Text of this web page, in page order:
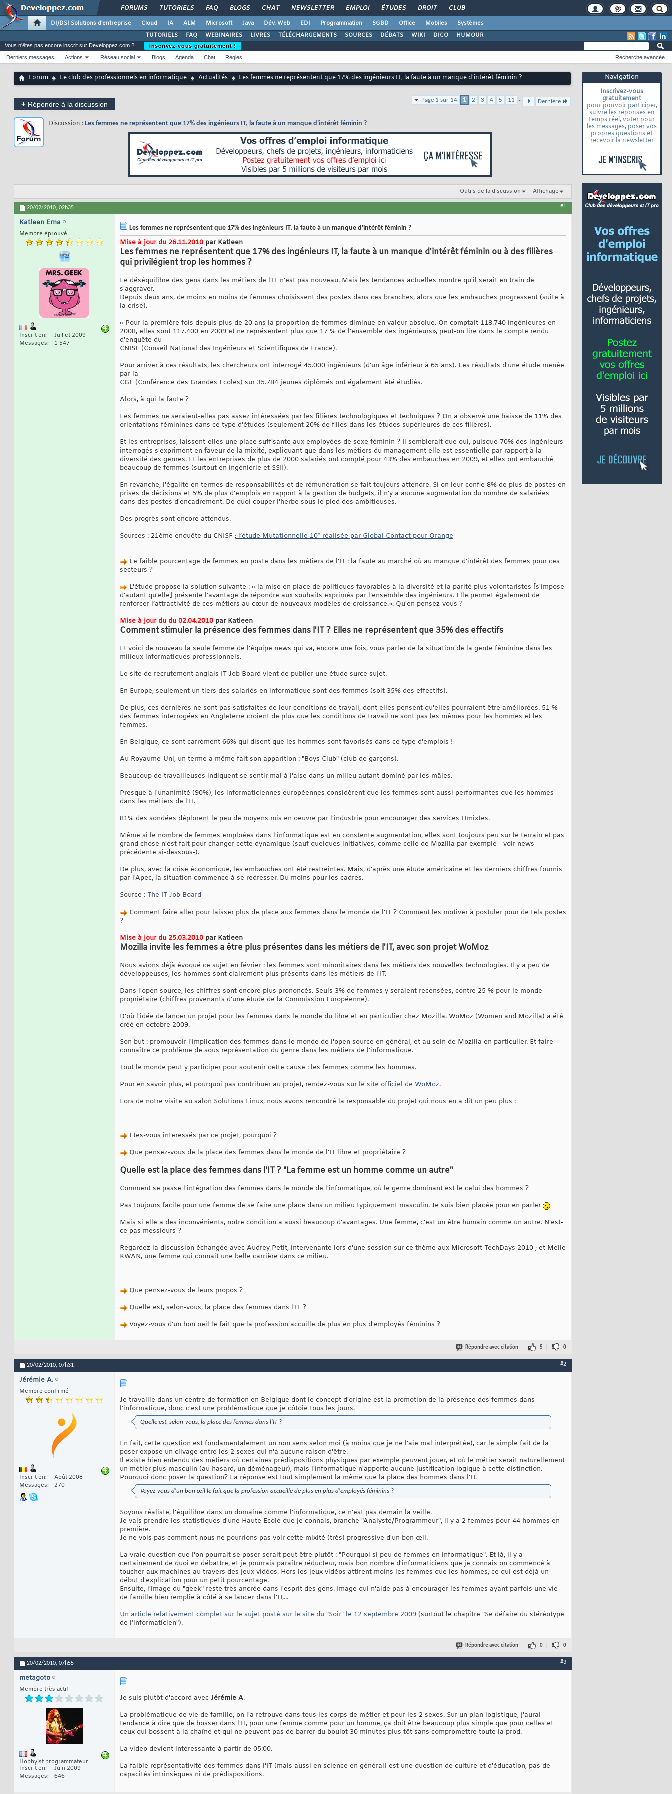
FORUMS TUTORIELS FAQ BLOGS CHAT NEWSLETTER EMPLOI ÉTUDES DROIT CLUB
DI/DSI Solutions d'entreprise Cloud IA ALM Microsoft Java Dév. Web EDI Programmation SGBD Office Mobiles
Systèmes
TUTORIELS
FAQ WEBINAIRES LIVRES TÉLÉCHARGEMENTS SOURCES DÉBATS WIKI DICO HUMOUR
Navigation
Inscrivez-vous
gratuitement
pour pouvoir participer,
suivre les réponses en
temps réel, voter pour
les messages, poser vos
propres questions et
recevoir la newsletter
Vous n'êtes pas encore inscrit sur Developpez.com ?
Inscrivez-vous gratuitement !
Derniers messages
Actions Réseau social Blogs Agenda Chat Règles Recherche avancée
Forum Le club des professionnels en informatique Actualités Les femmes ne représentent que 17% des ingénieurs IT, la faute à un manque d'intérêt féminin ?
+ Répondre à la discussion
Page 1 sur 14 1 2 3 4 5 11 ... Dernière
Discussion : Les femmes ne représentent que 17% des ingénieurs IT, la faute à un manque d'intérêt féminin ?
Outils de la discussion Affichage
20/02/2010, 02h35 #1
Katleen Erna
Membre éprouvé
Inscrit en
Juillet 2009
Messages
1 547
Les femmes ne représentent que 17% des ingénieurs IT, la faute à un manque d'intérêt féminin ?
Mise à jour du 26.11.2010 par Katleen
Les femmes ne représentent que 17% des ingénieurs IT, la faute à un manque d'intérêt féminin ou à des filières
qui privilégient trop les hommes ?
Le déséquilibre des gens dans les métiers de l'IT n'est pas nouveau. Mais les tendances actuelles montre qu'il serait en train de
s'aggraver.
Depuis deux ans, de moins en moins de femmes choisissent des postes dans ces branches, alors que les embauches progressent (suite à
la crise).
« Pour la première fois depuis plus de 20 ans la proportion de femmes diminue en valeur absolue. On comptait 118.740 ingénieures en
2008, elles sont 117.400 en 2009 et ne représentent plus que 17 % de l’ensemble des ingénieurs», peut-on lire dans le compte rendu
d'enquête du
CNISF (Conseil National des Ingénieurs et Scientifiques de France).
Pour arriver à ces résultats, les chercheurs ont interrogé 45.000 ingénieurs (d'un âge inférieur à 65 ans). Les résultats d'une étude menée
par la
CGE (Conférence des Grandes Ecoles) sur 35.784 jeunes diplômés ont également été étudiés.
Alors, à qui la faute ?
Les femmes ne seraient-elles pas assez intéressées par les filières technologiques et techniques ? On a observé une baisse de 11% des
orientations féminines dans ce type d'études (seulement 20% de filles dans les études supérieures de ces filières).
Et les entreprises, laissent-elles une place suffisante aux employées de sexe féminin ? Il semblerait que oui, puisque 70% des ingénieurs
interrogés s'expriment en faveur de la mixité, expliquant que dans les métiers du management elle est essentielle par rapport à la
diversité des genres. Et les entreprises de plus de 2000 salariés ont compté pour 43% des embauches en 2009, et elles ont embauché
beaucoup de femmes (surtout en ingénierie et SSII).
En revanche, l'égalité en termes de responsabilités et de rémunération se fait toujours attendre. Si on leur confie 8% de plus de postes en
prises de décisions et 5% de plus d'emplois en rapport à la gestion de budgets, il n'y a aucune augmentation du nombre de salariées
dans des postes d'encadrement. De quoi couper l'herbe sous le pied des ambitieuses.
Des progrès sont encore attendus.
Sources : 21ème enquête du CNISF ; l’étude Mutationnelle 10* réalisée par Global Contact pour Orange
Le faible pourcentage de femmes en poste dans les métiers de l'IT : la faute au marché où au manque d'intérêt des femmes pour ces
secteurs ?
L'étude propose la solution suivante : « la mise en place de politiques favorables à la diversité et la parité plus volontaristes [s'impose
d'autant qu'elle] présente l’avantage de répondre aux souhaits exprimés par l’ensemble des ingénieurs. Elle permet également de
renforcer l’attractivité de ces métiers au cœur de nouveaux modèles de croissance.». Qu'en pensez-vous ?
Mise à jour du du 02.04.2010 par Katleen
Comment stimuler la présence des femmes dans l'IT ? Elles ne représentent que 35% des effectifs
Et voici de nouveau la seule femme de l'équipe news qui va, encore une fois, vous parler de la situation de la gente féminine dans les
milieux informatiques professionnels.
Le site de recrutement anglais IT Job Board vient de publier une étude surce sujet.
En Europe, seulement un tiers des salariés en informatique sont des femmes (soit 35% des effectifs).
De plus, ces dernières ne sont pas satisfaites de leur conditions de travail, dont elles pensent qu'elles pourraient être améliorées. 51 %
des femmes interrogées en Angleterre croient de plus que les conditions de travail ne sont pas les mêmes pour les hommes et les
femmes.
En Belgique, ce sont carrément 66% qui disent que les hommes sont favorisés dans ce type d'emplois !
Au Royaume-Uni, un terme a même fait son apparition : "Boys Club" (club de garçons).
Beaucoup de travailleuses indiquent se sentir mal à l'aise dans un milieu autant dominé par les mâles.
Presque à l'unanimité (90%), les informaticiennes européennes considèrent que les femmes sont aussi performantes que les hommes
dans les métiers de l'IT.
81% des sondées déplorent le peu de moyens mis en oeuvre par l'industrie pour encourager des services ITmixtes.
Même si le nombre de femmes emploées dans l'informatique est en constente augmentation, elles sont toujours peu sur le terrain et pas
grand chose n'est fait pour changer cette dynamique (sauf quelques initiatives, comme celle de Mozilla par exemple - voir news
précédente si-dessous-).
De plus, avec la crise économique, les embauches ont été restreintes. Mais, d'après une étude américaine et les derniers chiffres fournis
par l'Apec, la situation commence à se redresser. Du moins pour les cadres.
Source : The IT Job Board
Comment faire aller pour laisser plus de place aux femmes dans le monde de l'IT ? Comment les motiver à postuler pour de tels postes
?
Mise à jour du 25.03.2010 par Katleen
Mozilla invite les femmes a être plus présentes dans les métiers de l'IT, avec son projet WoMoz
Nous avions déjà évoqué ce sujet en février : les femmes sont minoritaires dans les métiers des nouvelles technologies. Il y a peu de
développeuses, les hommes sont clairement plus présents dans les métiers de l'IT.
Dans l'open source, les chiffres sont encore plus prononcés. Seuls 3% de femmes y seraient recensées, contre 25 % pour le monde
propriétaire (chiffres provenants d'une étude de la Commission Européenne).
D’où l’idée de lancer un projet pour les femmes dans le monde du libre et en particulier chez Mozilla. WoMoz (Women and Mozilla) a été
créé en octobre 2009.
Son but : promouvoir l'implication des femmes dans le monde de l'open source en général, et au sein de Mozilla en particulier. Et faire
connaître ce problème de sous représentation du genre dans les métiers de l'informatique.
Tout le monde peut y participer pour soutenir cette cause : les femmes comme les hommes.
Pour en savoir plus, et pourquoi pas contribuer au projet, rendez-vous sur le site officiel de WoMoz.
Lors de notre visite au salon Solutions Linux, nous avons rencontré la responsable du projet qui nous en a dit un peu plus :
Etes-vous interessés par ce projet, pourquoi ?
Que pensez-vous de la place des femmes dans le monde de l'IT libre et propriétaire ?
Quelle est la place des femmes dans l'IT ? "La femme est un homme comme un autre"
Comment se passe l'intégration des femmes dans le monde de l'informatique, où le genre dominant est le celui des hommes ?
Pas toujours facile pour une femme de se faire une place dans un milieu typiquement masculin. Je suis bien placée pour en parler
Mais si elle a des inconvénients, notre condition a aussi beaucoup d'avantages. Une femme, c'est un être humain comme un autre. N'est-
ce pas messieurs ?
Regardez la discussion échangée avec Audrey Petit, intervenante lors d'une session sur ce thème aux Microsoft TechDays 2010 ; et Melle
KWAN, une femme qui connait une belle carrière dans ce milieu.
Que pensez-vous de leurs propos ?
Quelle est, selon-vous, la place des femmes dans l'IT ?
Voyez-vous d'un bon oeil le fait que la profession accuille de plus en plus d'employés féminins ?
Répondre avec citation 5 0
20/02/2010, 07h31 #2
Jérémie A.
Membre confirmé
Inscrit en
Août 2008
Messages
270
Je travaille dans un centre de formation en Belgique dont le concept d'origine est la promotion de la présence des femmes dans
l'informatique, donc c'est une problématique que je côtoie tous les jours.
Quelle est, selon-vous, la place des femmes dans l'IT ?
En fait, cette question est fondamentalement un non sens selon moi (à moins que je ne l'aie mal interprétée), car le simple fait de la
poser expose un clivage entre les 2 sexes qui n'a aucune raison d'être.
Il existe bien entendu des métiers où certaines prédispositions physiques par exemple peuvent jouer, et où le métier serait naturellement
un métier plus masculin (au hasard, un déménageur), mais l'informatique n'apporte aucune justification logique à cette distinction.
Pourquoi donc poser la question? La réponse est tout simplement la même que la place des hommes dans l'IT.
Voyez-vous d'un bon œil le fait que la profession accueille de plus en plus d'employés féminins ?
Soyons réaliste, l'équilibre dans un domaine comme l'informatique, ce n'est pas demain la veille.
Je vais prendre les statistiques d'une Haute Ecole que je connais, branche "Analyste/Programmeur", il y a 2 femmes pour 44 hommes en
première.
Je ne vois pas comment nous ne pourrions pas voir cette mixité (très) progressive d'un bon œil.
La vraie question que l'on pourrait se poser serait peut être plutôt : "Pourquoi si peu de femmes en informatique". Et là, il y a
certainement de quoi en débattre, et je pourrais paraître réducteur, mais bon nombre d'informaticiens que je connais on commencé à
toucher aux machines au travers des jeux vidéos. Hors les jeux vidéos attirent moins les femmes que les hommes, ce qui est déjà un
début d'explication pour un petit pourcentage.
Ensuite, l'image du "geek" reste très ancrée dans l'esprit des gens. Image qui n'aide pas à encourager les femmes ayant parfois une vie
de famille bien remplie à côté à se lancer dans l'IT,...
Un article relativement complet sur le sujet posté sur le site du "Soir" le 12 septembre 2009 (surtout le chapitre "Se défaire du stéréotype
de l’informaticien").
Répondre avec citation 0 0
20/02/2010, 07h55 #3
metagoto
Membre très actif
Hobbyist programmateur
Inscrit en
Juin 2009
Messages
646
Je suis plutôt d'accord avec Jérémie A.
La problématique de vie de famille, on l'a retrouve dans tous les corps de métier et pour les 2 sexes. Sur un plan logistique, j'aurai
tendance à dire que de bosser dans l'IT, pour une femme comme pour un homme, ça doit être beaucoup plus simple que pour celles et
ceux qui bossent à la chaîne et qui ne peuvent pas de barrer du boulot 30 minutes plus tôt sans compromettre toute la prod.
La video devient intéressante à partir de 05:00.
La faible représentativité des femmes dans l'IT (mais aussi en science en général) est une question de culture et d'éducation, pas de
capacités intrinsèques ni de prédispositions.